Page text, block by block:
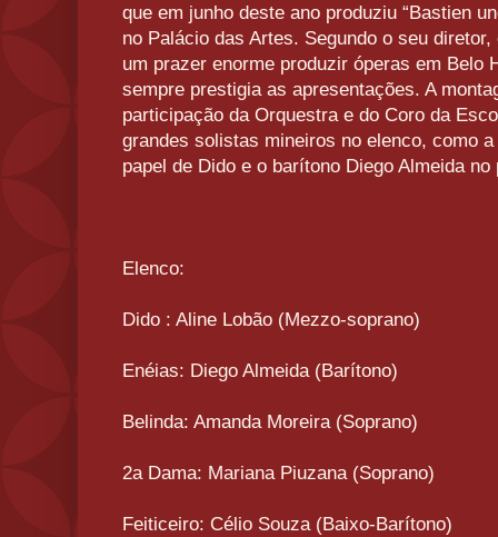
que em junho deste ano produziu “Bastien
no Palácio das Artes. Segundo o seu
um prazer enorme produzir óperas em Belo
sempre prestigia as apresentações. A
participação da Orquestra e do Coro da
grandes solistas mineiros no elenco, como
papel de Dido e o barítono Diego Almeida no
Elenco:
Dido : Aline Lobão (Mezzo-soprano)
Enéias: Diego Almeida (Barítono)
Belinda: Amanda Moreira (Soprano)
2a Dama: Mariana Piuzana (Soprano)
Feiticeiro: Célio Souza (Baixo-Barítono)